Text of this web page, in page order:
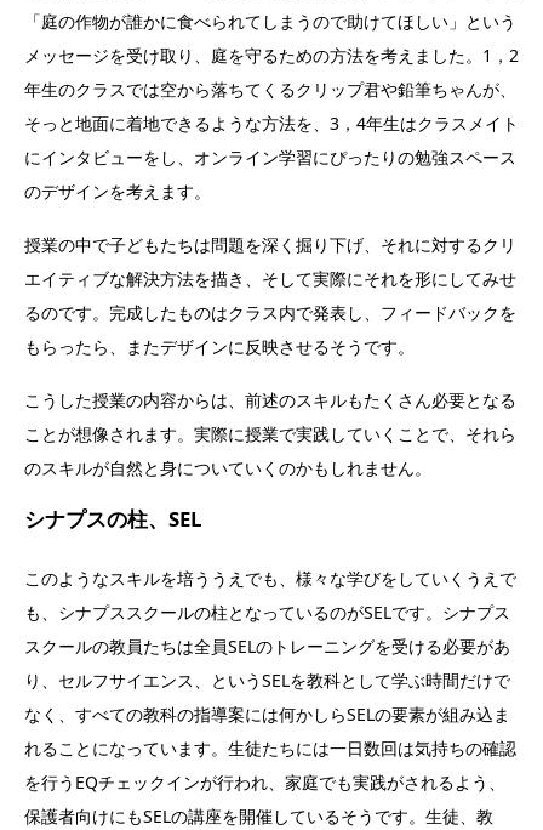
「庭の作物が誰かに食べられてしまうので助けてほしい」という
メッセージを受け取り、庭を守るための方法を考えました。1，2
年生のクラスでは空から落ちてくるクリップ君や鉛筆ちゃんが、
そっと地面に着地できるような方法を、3，4年生はクラスメイト
にインタビューをし、オンライン学習にぴったりの勉強スペース
のデザインを考えます。
授業の中で子どもたちは問題を深く掘り下げ、それに対するクリ
エイティブな解決方法を描き、そして実際にそれを形にしてみせ
るのです。完成したものはクラス内で発表し、フィードバックを
もらったら、またデザインに反映させるそうです。
こうした授業の内容からは、前述のスキルもたくさん必要となる
ことが想像されます。実際に授業で実践していくことで、それら
のスキルが自然と身についていくのかもしれません。
シナプスの柱、SEL
このようなスキルを培ううえでも、様々な学びをしていくうえで
も、シナプススクールの柱となっているのがSELです。シナプス
スクールの教員たちは全員SELのトレーニングを受ける必要があ
り、セルフサイエンス、というSELを教科として学ぶ時間だけで
なく、すべての教科の指導案には何かしらSELの要素が組み込ま
れることになっています。生徒たちには一日数回は気持ちの確認
を行うEQチェックインが行われ、家庭でも実践がされるよう、
保護者向けにもSELの講座を開催しているそうです。生徒、教